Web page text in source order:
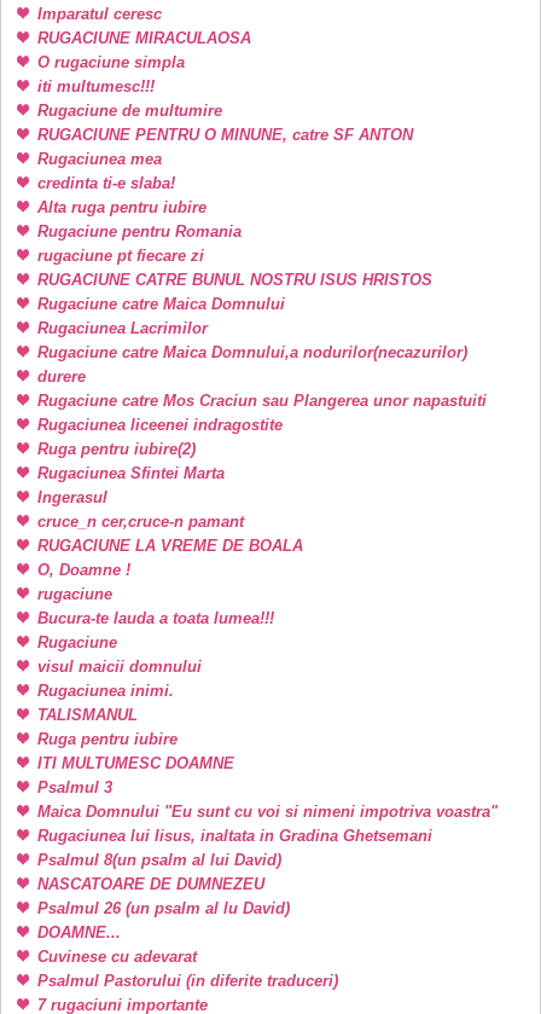
Imparatul ceresc
RUGACIUNE MIRACULAOSA
O rugaciune simpla
iti multumesc!!!
Rugaciune de multumire
RUGACIUNE PENTRU O MINUNE, catre SF ANTON
Rugaciunea mea
credinta ti-e slaba!
Alta ruga pentru iubire
Rugaciune pentru Romania
rugaciune pt fiecare zi
RUGACIUNE CATRE BUNUL NOSTRU ISUS HRISTOS
Rugaciune catre Maica Domnului
Rugaciunea Lacrimilor
Rugaciune catre Maica Domnului,a nodurilor(necazurilor)
durere
Rugaciune catre Mos Craciun sau Plangerea unor napastuiti
Rugaciunea liceenei indragostite
Ruga pentru iubire(2)
Rugaciunea Sfintei Marta
Ingerasul
cruce_n cer,cruce-n pamant
RUGACIUNE LA VREME DE BOALA
O, Doamne !
rugaciune
Bucura-te lauda a toata lumea!!!
Rugaciune
visul maicii domnului
Rugaciunea inimi.
TALISMANUL
Ruga pentru iubire
ITI MULTUMESC DOAMNE
Psalmul 3
Maica Domnului "Eu sunt cu voi si nimeni impotriva voastra"
Rugaciunea lui Iisus, inaltata in Gradina Ghetsemani
Psalmul 8(un psalm al lui David)
NASCATOARE DE DUMNEZEU
Psalmul 26 (un psalm al lu David)
DOAMNE...
Cuvinese cu adevarat
Psalmul Pastorului (in diferite traduceri)
7 rugaciuni importante